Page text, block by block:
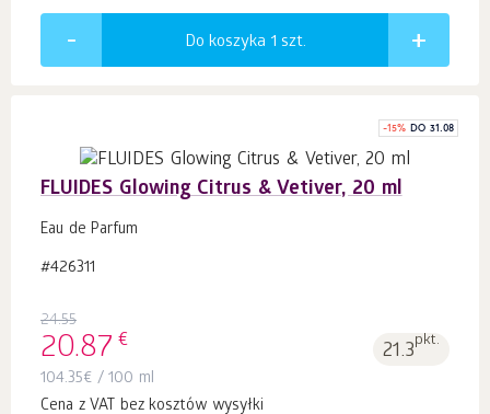
Do koszyka 1 szt.
-15% DO 31.08
FLUIDES Glowing Citrus & Vetiver, 20 ml
Eau de Parfum
#426311
24.55
20.87 € 21.3pkt.
104.35€ / 100 ml
Cena z VAT bez kosztów wysyłki